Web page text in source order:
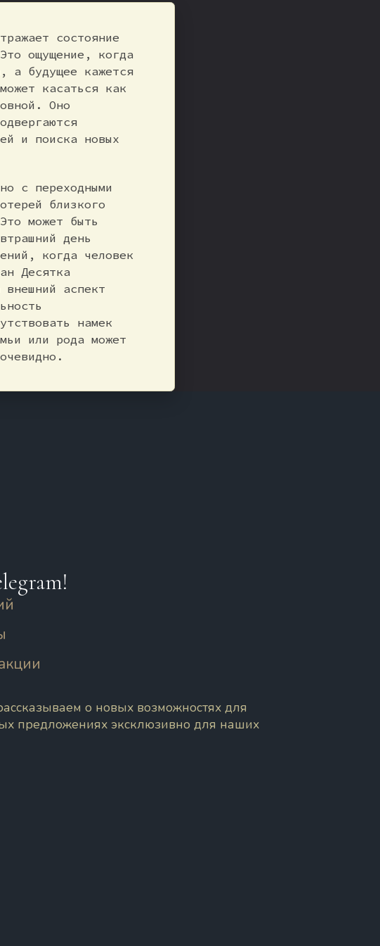
состояние
ощущение, когда
а будущее кажется
касаться как
Оно
и поиска новых
с переходными
близкого
может быть
день
когда человек
Десятка
аспект
намек
или рода может
о новых возможностях для
предложениях эксклюзивно для наших